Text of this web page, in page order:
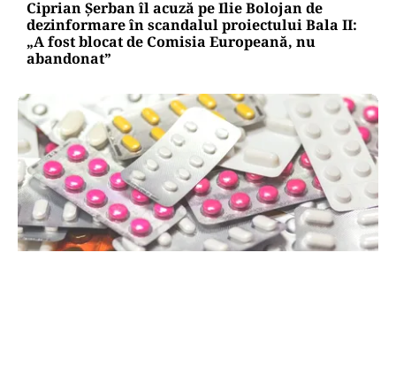
Ciprian Șerban îl acuză pe Ilie Bolojan de
dezinformare în scandalul proiectului Bala II:
„A fost blocat de Comisia Europeană, nu
abandonat”